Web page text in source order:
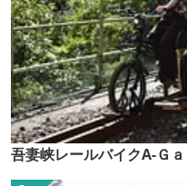
吾妻峡レールバイクA-Ｇ